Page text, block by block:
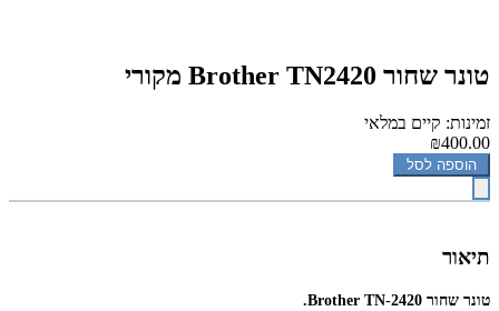
טונר ‏שחור Brother TN2420 מקורי
זמינות: קיים במלאי
₪400.00
הוספה לסל
תיאור
טונר ‏שחור Brother TN-2420.